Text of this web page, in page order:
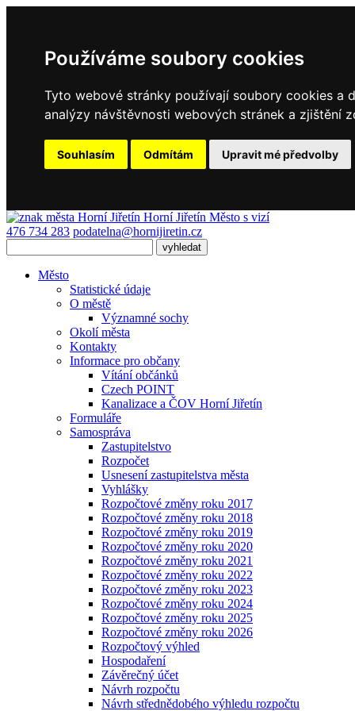
Používáme soubory cookies
Tyto webové stránky používají soubory cookies a
analýzy návštěvnosti webových stránek a zjištění
Souhlasím Odmítám Upravit mé předvolby
Horní Jiřetín Město s vizí
476 734 283 podatelna@hornijiretin.cz
Město
Statistické údaje
O městě
Významné sochy
Okolí města
Kontakty
Informace pro občany
Vítání občánků
Czech POINT
Kanalizace a ČOV Horní Jiřetín
Formuláře
Samospráva
Zastupitelstvo
Rozpočet
Usnesení zastupitelstva města
Vyhlášky
Rozpočtové změny roku 2017
Rozpočtové změny roku 2018
Rozpočtové změny roku 2019
Rozpočtové změny roku 2020
Rozpočtové změny roku 2021
Rozpočtové změny roku 2022
Rozpočtové změny roku 2023
Rozpočtové změny roku 2024
Rozpočtové změny roku 2025
Rozpočtové změny roku 2026
Rozpočtový výhled
Hospodaření
Závěrečný účet
Návrh rozpočtu
Návrh střednědobého výhledu rozpočtu